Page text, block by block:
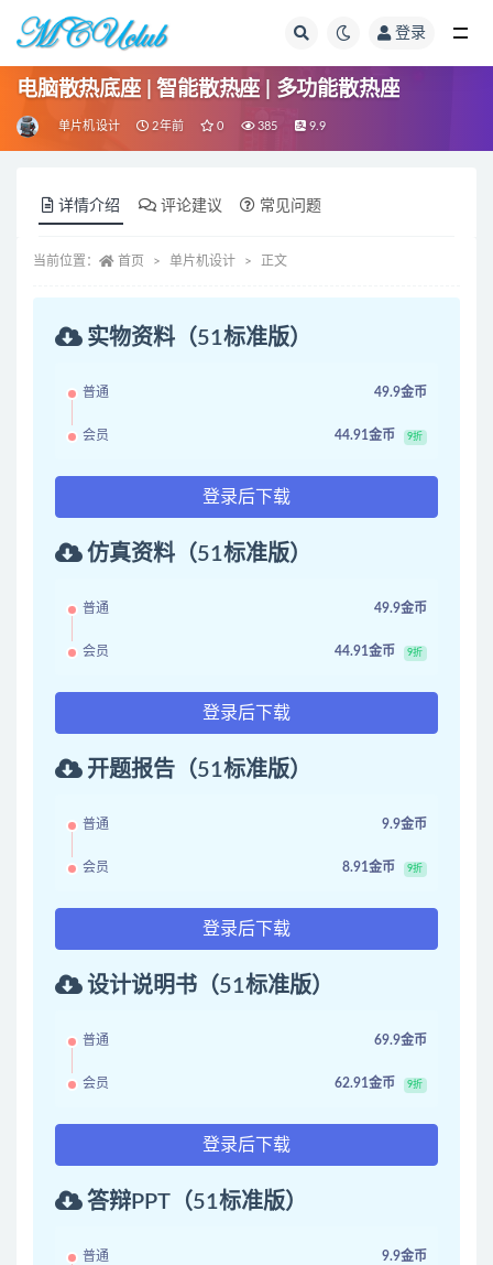
登录
电脑散热底座 | 智能散热座 | 多功能散热座
单片机设计 2年前 0 385 9.9
详情介绍 评论建议 常见问题
当前位置： 首页 单片机设计 正文
实物资料（51标准版）
普通 49.9金币
会员 44.91金币 9折
登录后下载
仿真资料（51标准版）
普通 49.9金币
会员 44.91金币 9折
登录后下载
开题报告（51标准版）
普通 9.9金币
会员 8.91金币 9折
登录后下载
设计说明书（51标准版）
普通 69.9金币
会员 62.91金币 9折
登录后下载
答辩PPT（51标准版）
普通 9.9金币